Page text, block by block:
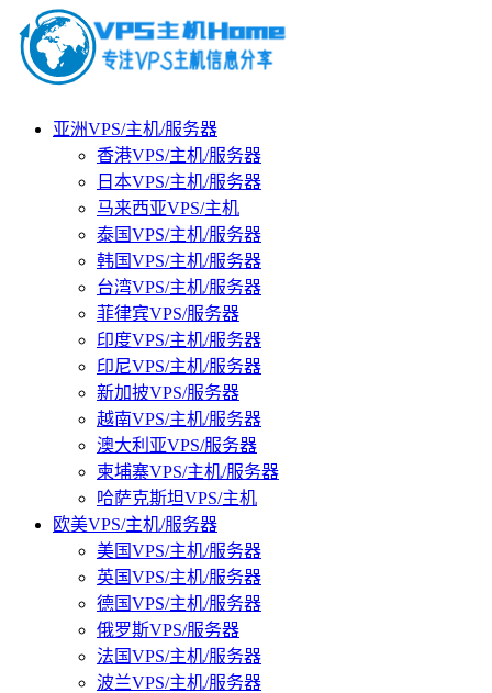
亚洲VPS/主机/服务器
香港VPS/主机/服务器
日本VPS/主机/服务器
马来西亚VPS/主机
泰国VPS/主机/服务器
韩国VPS/主机/服务器
台湾VPS/主机/服务器
菲律宾VPS/服务器
印度VPS/主机/服务器
印尼VPS/主机/服务器
新加披VPS/服务器
越南VPS/主机/服务器
澳大利亚VPS/服务器
柬埔寨VPS/主机/服务器
哈萨克斯坦VPS/主机
欧美VPS/主机/服务器
美国VPS/主机/服务器
英国VPS/主机/服务器
德国VPS/主机/服务器
俄罗斯VPS/服务器
法国VPS/主机/服务器
波兰VPS/主机/服务器